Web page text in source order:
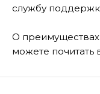
службу
О
можете почитать